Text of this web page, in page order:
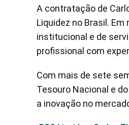
A contratação de
Liquidez no Brasil.
institucional e de
profissional com
Com mais de sete
Tesouro Nacional e
a inovação no